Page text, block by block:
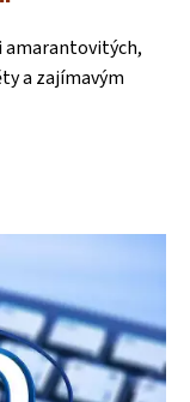
amarantovitých,
a zajímavým